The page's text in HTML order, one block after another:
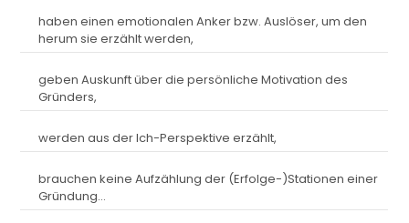
haben einen emotionalen Anker bzw. Auslöser, um den
herum sie erzählt werden,
geben Auskunft über die persönliche Motivation des
Gründers,
werden aus der Ich-Perspektive erzählt,
brauchen keine Aufzählung der (Erfolge-)Stationen einer
Gründung…